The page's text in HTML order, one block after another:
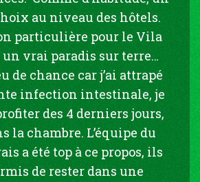
au niveau des hôtels.
particulière pour le Vila
un vrai paradis sur terre…
de chance car j’ai attrapé
infection intestinale, je
des 4 derniers jours,
la chambre. L’équipe du
a été top à ce propos, ils
de rester dans une